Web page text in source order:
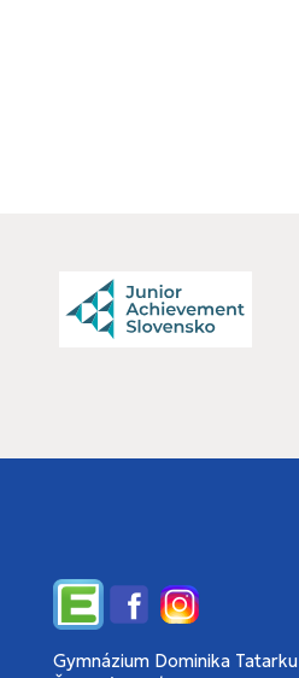
EdupageFacebookInstagram
Gymnázium Dominika Tatarku